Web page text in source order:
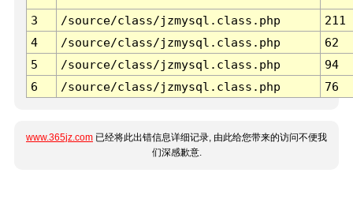
3 /source/class/jzmysql.class.php
211
4
/source/class/jzmysql.class.php
62
5
/source/class/jzmysql.class.php
94
6
/source/class/jzmysql.class.php 76
www.365jz.com 已经将此出错信息详细记录, 由此给您带来的访问不便我
们深感歉意.